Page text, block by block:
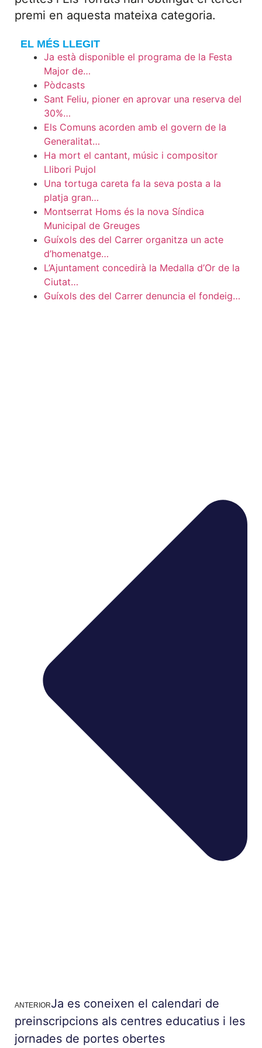
premi en aquesta mateixa categoria.
EL MÉS LLEGIT
Ja està disponible el programa de la Festa
Major de…
Pòdcasts
Sant Feliu, pioner en aprovar una reserva del
30%…
Els Comuns acorden amb el govern de la
Generalitat…
Ha mort el cantant, músic i compositor
Llibori Pujol
Una tortuga careta fa la seva posta a la
platja gran…
Montserrat Homs és la nova Síndica
Municipal de Greuges
Guíxols des del Carrer organitza un acte
d’homenatge…
L’Ajuntament concedirà la Medalla d’Or de la
Ciutat…
Guíxols des del Carrer denuncia el fondeig…
ANTERIORJa es coneixen el calendari de
preinscripcions als centres educatius i les
jornades de portes obertes